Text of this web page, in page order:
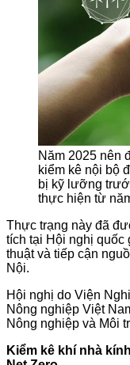
Năm 2025 nên
kiểm kê nội bộ
bị kỹ lưỡng
thực hiện từ
Thực trạng này đã
tích tại Hội nghị quốc
thuật và tiếp cận
Nội.
Hội nghị do Viện
Nông nghiệp Việt
Nông nghiệp và Môi
Kiểm kê khí nhà